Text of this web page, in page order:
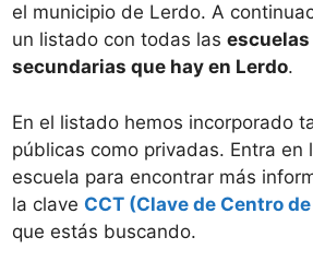
el municipio de Lerdo. A
un listado con todas las
secundarias que hay en Lerdo.
En el listado hemos incorporado
públicas como privadas. Entra en
escuela para encontrar más
la clave CCT (Clave de Centro
que estás buscando.